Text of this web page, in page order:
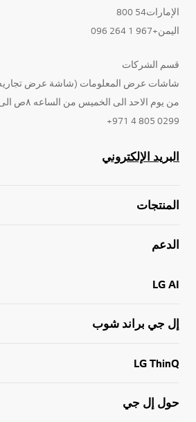
الإمارات54 800
اليمن+967 1 264 096
قسم الشركات
شاشات عرض المعلومات (شاشة عرض تجاريه و
من يوم الاحد الى الخميس من الساعه ٨ص الى ٥م
0299 805 4 971+
البريد الإلكتروني
المنتجات
الدعم
LG AI
إل جي براند شوب
LG ThinQ
حول إل جي